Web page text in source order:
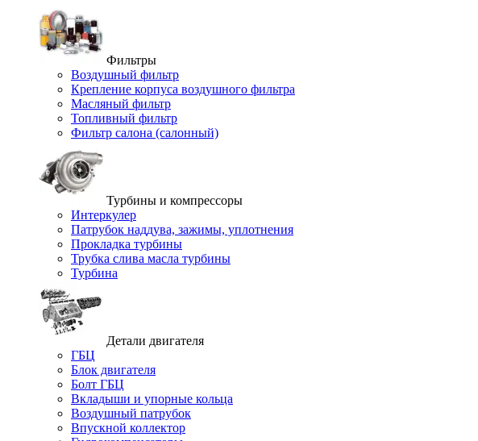
Фильтры
Воздушный фильтр
Крепление корпуса воздушного фильтра
Масляный фильтр
Топливный фильтр
Фильтр салона (салонный)
Турбины и компрессоры
Интеркулер
Патрубок наддува, зажимы, уплотнения
Прокладка турбины
Трубка слива масла турбины
Турбина
Детали двигателя
ГБЦ
Блок двигателя
Болт ГБЦ
Вкладыши и упорные кольца
Воздушный патрубок
Впускной коллектор